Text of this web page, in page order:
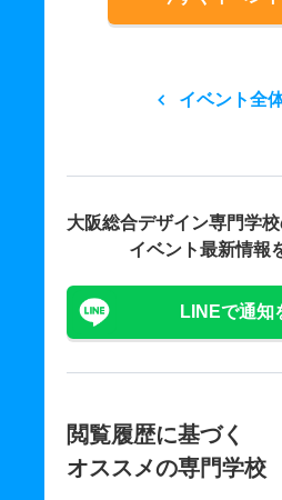
イベント全
大阪総合デザイン専門学
イベント最新情報
LINEで通知
閲覧履歴に基づく
オススメの専門学校